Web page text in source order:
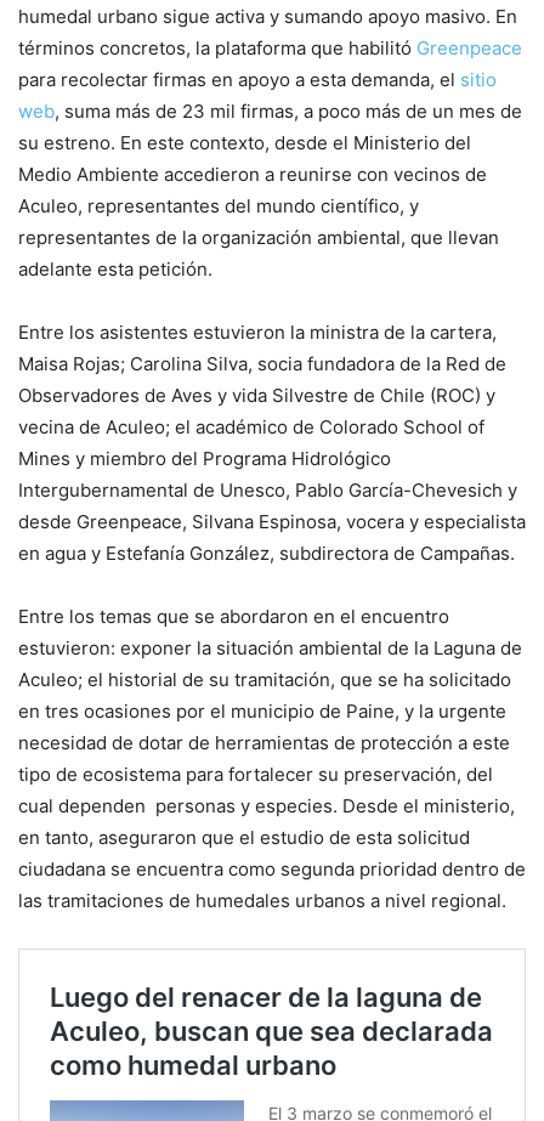
humedal urbano sigue activa y sumando apoyo masivo. En
términos concretos, la plataforma que habilitó Greenpeace
para recolectar firmas en apoyo a esta demanda, el sitio
web, suma más de 23 mil firmas, a poco más de un mes de
su estreno. En este contexto, desde el Ministerio del
Medio Ambiente accedieron a reunirse con vecinos de
Aculeo, representantes del mundo científico, y
representantes de la organización ambiental, que llevan
adelante esta petición.
Entre los asistentes estuvieron la ministra de la cartera,
Maisa Rojas; Carolina Silva, socia fundadora de la Red de
Observadores de Aves y vida Silvestre de Chile (ROC) y
vecina de Aculeo; el académico de Colorado School of
Mines y miembro del Programa Hidrológico
Intergubernamental de Unesco, Pablo García-Chevesich y
desde Greenpeace, Silvana Espinosa, vocera y especialista
en agua y Estefanía González, subdirectora de Campañas.
Entre los temas que se abordaron en el encuentro
estuvieron: exponer la situación ambiental de la Laguna de
Aculeo; el historial de su tramitación, que se ha solicitado
en tres ocasiones por el municipio de Paine, y la urgente
necesidad de dotar de herramientas de protección a este
tipo de ecosistema para fortalecer su preservación, del
cual dependen personas y especies. Desde el ministerio,
en tanto, aseguraron que el estudio de esta solicitud
ciudadana se encuentra como segunda prioridad dentro de
las tramitaciones de humedales urbanos a nivel regional.